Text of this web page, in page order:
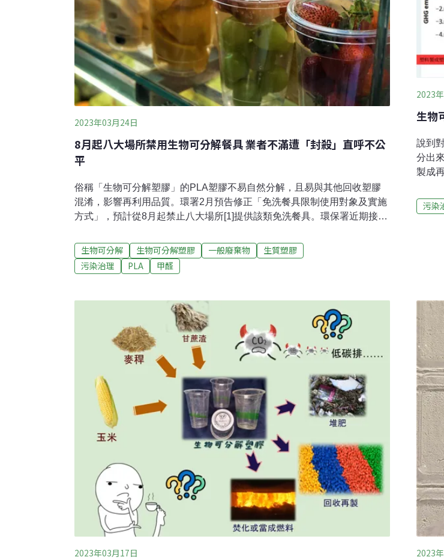
2023年03月24日
8月起八大場所禁用生物可分解餐具 業者不滿遭「封殺」直呼不公
平
俗稱「生物可分解塑膠」的PLA塑膠不易自然分解，且易與其他回收塑膠
混淆，影響再利用品質。環署2月預告修正「免洗餐具限制使用對象及實施
方式」，預計從8月起禁止八大場所[1]提供該類免洗餐具。環保署近期接連
PLA，十分不公平。環保團體也表示，PLA不是不能用，而是該「適才適
所」，建議正面表列應用管道。八大場所將禁用PLA餐具 業者怨直接「封
殺」不公平環保署2月預告修正「免洗餐具限制使用對象及實施方式」，現
杯、碗、盤、碟、餐盒及內盤，預計今年8月起實施。環保署說明，禁用對
象僅限「現場盛裝」食品的容器，由中央廚房裝填再送到店鋪上架，並經
封膜、貼標的商品則不在管制範圍。環保署於20至22日召開三場線上研商
會，邀請地方政府、公協會、民間團體、業者交換意見。環保署指出，
生物可分解 生物可分解塑膠 一般廢棄物
生質塑膠
污染治理
PLA 甲醛
2023
生物
說到
分出
製成
PET
往處
個目
處理
污染
2023年03月17日 2023